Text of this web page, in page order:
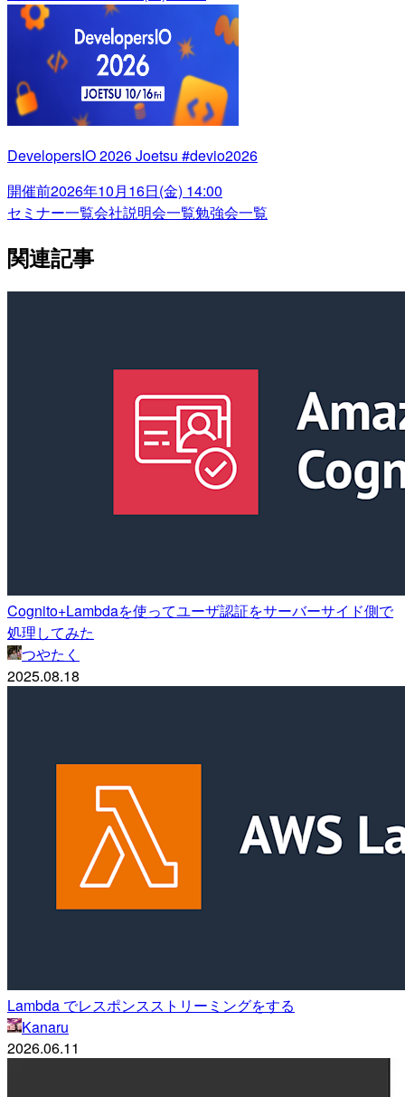
DevelopersIO 2026 Joetsu #devio2026
開催前2026年10月16日(金) 14:00
セミナー一覧会社説明会一覧勉強会一覧
関連記事
Cognito+Lambdaを使ってユーザ認証をサーバーサイド側で
処理してみた
つやたく
2025.08.18
Lambda でレスポンスストリーミングをする
Kanaru
2026.06.11